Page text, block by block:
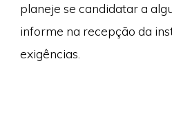
planeje se candidatar a
informe na recepção da
exigências.